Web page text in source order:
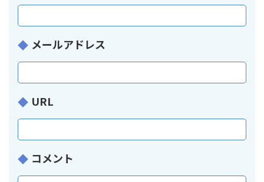
メールアドレス
URL
コメント